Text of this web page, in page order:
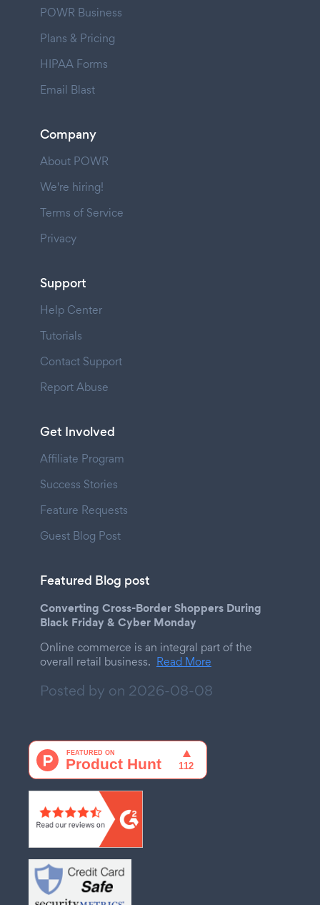
POWR Business
Plans & Pricing
HIPAA Forms
Email Blast
Company
About POWR
We're hiring!
Terms of Service
Privacy
Support
Help Center
Tutorials
Contact Support
Report Abuse
Get Involved
Affiliate Program
Success Stories
Feature Requests
Guest Blog Post
Featured Blog post
Converting Cross-Border Shoppers During
Black Friday & Cyber Monday
Online commerce is an integral part of the
overall retail business. Read More
Posted by on 2026-08-08